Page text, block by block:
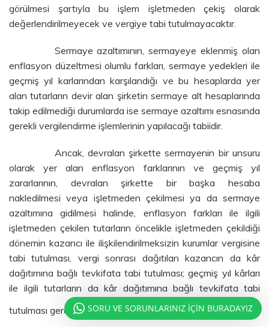
görülmesi şartıyla bu işlem işletmeden çekiş olarak
değerlendirilmeyecek ve vergiye tabi tutulmayacaktır.
Sermaye azaltımının, sermayeye eklenmiş olan
enflasyon düzeltmesi olumlu farkları, sermaye yedekleri ile
geçmiş yıl karlarından karşılandığı ve bu hesaplarda yer
alan tutarların devir alan şirketin sermaye alt hesaplarında
takip edilmediği durumlarda ise sermaye azaltımı esnasında
gerekli vergilendirme işlemlerinin yapılacağı tabiidir.
Ancak, devralan şirkette sermayenin bir unsuru
olarak yer alan enflasyon farklarının ve geçmiş yıl
zararlarının, devralan şirkette bir başka hesaba
nakledilmesi veya işletmeden çekilmesi ya da sermaye
azaltımına gidilmesi halinde, enflasyon farkları ile ilgili
işletmeden çekilen tutarların öncelikle işletmeden çekildiği
dönemin kazancı ile ilişkilendirilmeksizin kurumlar vergisine
tabi tutulması, vergi sonrası dağıtılan kazancın da kâr
dağıtımına bağlı tevkifata tabi tutulması; geçmiş yıl kârları
ile ilgili tutarların da kâr dağıtımına bağlı tevkifata tabi
tutulması gerekmektedir
[6]
SORU VE SORUNLARINIZ İÇİN BURADAYIZ